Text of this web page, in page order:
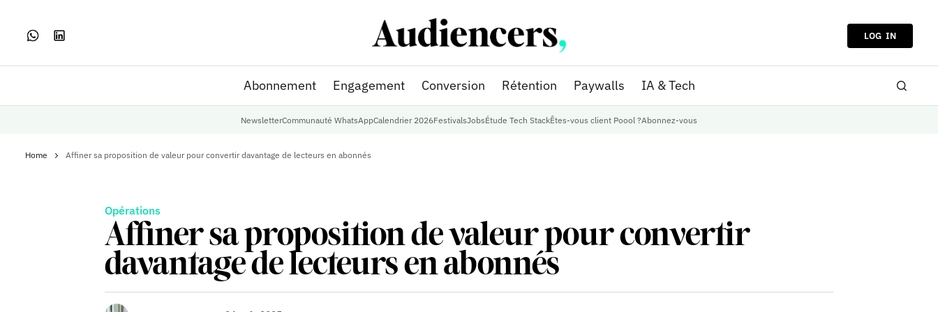
LOG IN
Abonnement Engagement Conversion Rétention Paywalls IA & Tech
NewsletterCommunauté WhatsAppCalendrier 2026FestivalsJobsÉtude Tech StackÊtes-vous client Poool ?Abonnez-vous
Home Affiner sa proposition de valeur pour convertir davantage de lecteurs en abonnés
Opérations
Affiner sa proposition de valeur pour convertir
davantage de lecteurs en abonnés